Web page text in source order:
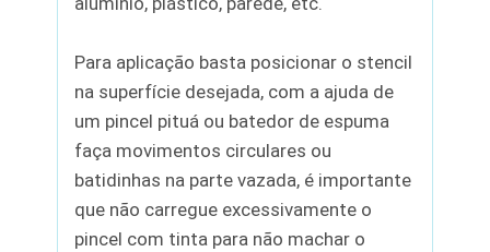
Para aplicação basta posicionar o stencil
na superfície desejada, com a ajuda de
um pincel pituá ou batedor de espuma
faça movimentos circulares ou
batidinhas na parte vazada, é importante
que não carregue excessivamente o
pincel com tinta para não machar o